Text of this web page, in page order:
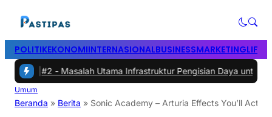
POLITIKEKONOMIINTERNASIONALBUSINESSMARKETING
#2 -Masalah Utama Infrastruktur Pengisian Daya untuk Mobil
Umum
Beranda » Berita » Sonic Academy – Arturia Effects You’ll